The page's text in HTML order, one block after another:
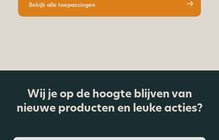
Bekijk alle toepassingen
Wij je op de hoogte blijven van
nieuwe producten en leuke acties?